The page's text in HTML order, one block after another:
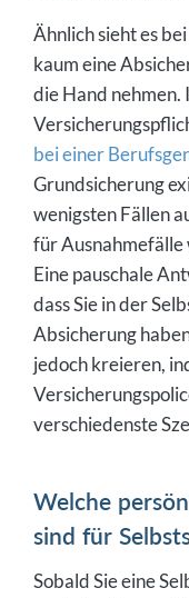
Ähnlich sieht es
kaum eine
die Hand nehmen.
bei einer
Grundsicherung
wenigsten Fällen
für
Eine pauschale
dass Sie in der
Absicherung
jedoch kreieren,
verschiedenste
Welche
sind für
Sobald Sie eine